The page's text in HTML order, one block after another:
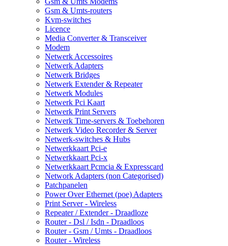
Gsm & Umts-routers
Kvm-switches
Licence
Media Converter & Transceiver
Modem
Netwerk Accessoires
Netwerk Adapters
Netwerk Bridges
Netwerk Extender & Repeater
Netwerk Modules
Netwerk Pci Kaart
Netwerk Print Servers
Netwerk Time-servers & Toebehoren
Netwerk Video Recorder & Server
Netwerk-switches & Hubs
Netwerkkaart Pci-e
Netwerkkaart Pci-x
Netwerkkaart Pcmcia & Expresscard
Network Adapters (non Categorised)
Patchpanelen
Power Over Ethernet (poe) Adapters
Print Server - Wireless
Repeater / Extender - Draadloze
Router - Dsl / Isdn - Draadloos
Router - Gsm / Umts - Draadloos
Router - Wireless